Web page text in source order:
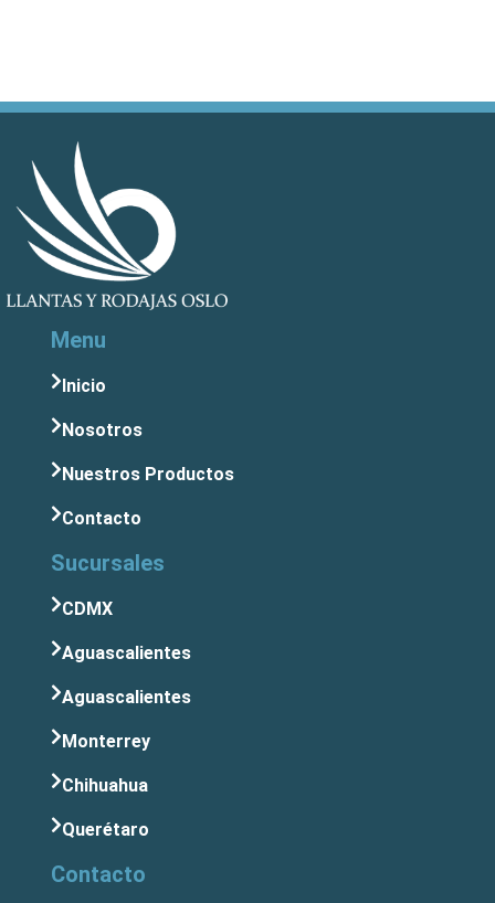
Menu
Inicio
Nosotros
Nuestros Productos
Contacto
Sucursales
CDMX
Aguascalientes
Aguascalientes
Monterrey
Chihuahua
Querétaro
Contacto